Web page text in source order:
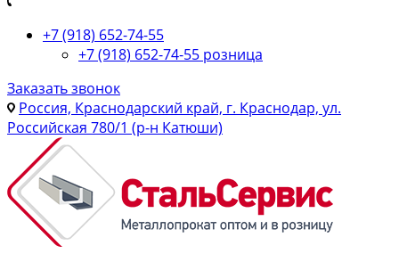
+7 (918) 652-74-55
+7 (918) 652-74-55 розница
Заказать звонок
Россия, Краснодарский край, г. Краснодар, ул.
Российская 780/1 (р-н Катюши)